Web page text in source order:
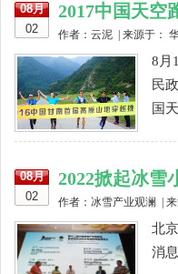
08月
02
2017中国天空
作者：云泥 | 来源于：
8月
民
国
08月
02
2022掀起冰雪
作者：冰雪产业观澜 |
北
消